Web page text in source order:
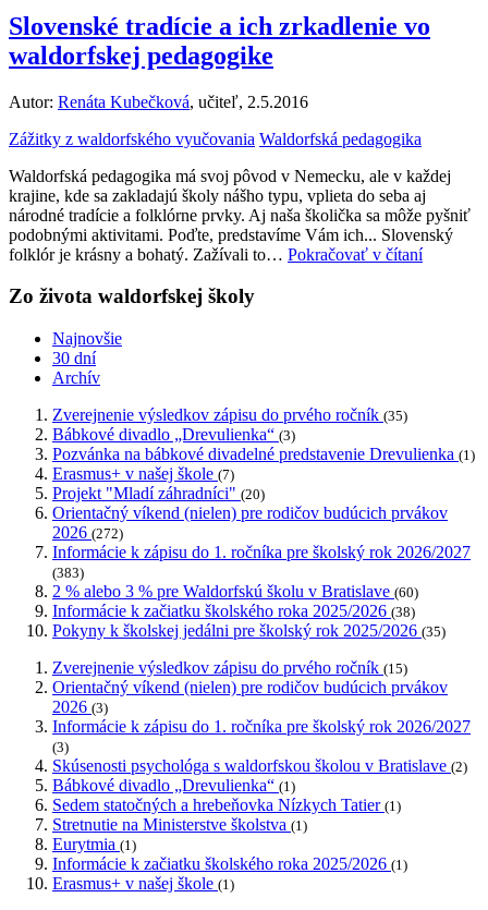
Slovenské tradície a ich zrkadlenie vo
waldorfskej pedagogike
Autor: Renáta Kubečková, učiteľ, 2.5.2016
Zážitky z waldorfského vyučovania Waldorfská pedagogika
Waldorfská pedagogika má svoj pôvod v Nemecku, ale v každej
krajine, kde sa zakladajú školy nášho typu, vplieta do seba aj
národné tradície a folklórne prvky. Aj naša školička sa môže pyšniť
podobnými aktivitami. Poďte, predstavíme Vám ich... Slovenský
folklór je krásny a bohatý. Zažívali to… Pokračovať v čítaní
Zo života waldorfskej školy
Najnovšie
30 dní
Archív
Zverejnenie výsledkov zápisu do prvého ročník (35)
Bábkové divadlo „Drevulienka“ (3)
Pozvánka na bábkové divadelné predstavenie Drevulienka (1)
Erasmus+ v našej škole (7)
Projekt "Mladí záhradníci" (20)
Orientačný víkend (nielen) pre rodičov budúcich prvákov
2026 (272)
Informácie k zápisu do 1. ročníka pre školský rok 2026/2027
(383)
2 % alebo 3 % pre Waldorfskú školu v Bratislave (60)
Informácie k začiatku školského roka 2025/2026 (38)
Pokyny k školskej jedálni pre školský rok 2025/2026 (35)
Zverejnenie výsledkov zápisu do prvého ročník (15)
Orientačný víkend (nielen) pre rodičov budúcich prvákov
2026 (3)
Informácie k zápisu do 1. ročníka pre školský rok 2026/2027
(3)
Skúsenosti psychológa s waldorfskou školou v Bratislave (2)
Bábkové divadlo „Drevulienka“ (1)
Sedem statočných a hrebeňovka Nízkych Tatier (1)
Stretnutie na Ministerstve školstva (1)
Eurytmia (1)
Informácie k začiatku školského roka 2025/2026 (1)
Erasmus+ v našej škole (1)